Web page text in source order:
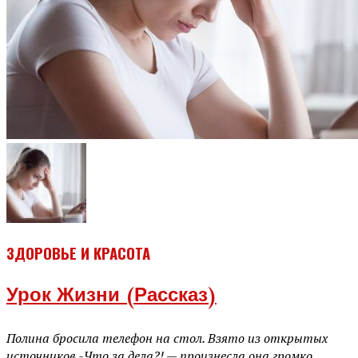
ЗДОРОВЬЕ И КРАСОТА
Урок Жизни (рассказ)
Полина бросила телефон на стол. Взято из открытых